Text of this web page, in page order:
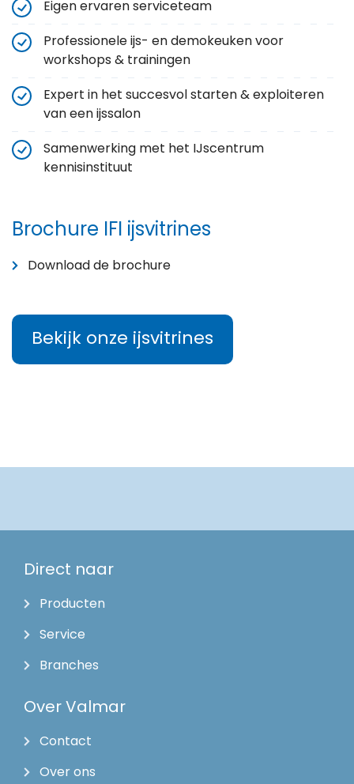
Eigen ervaren serviceteam
Professionele ijs- en demokeuken voor
workshops & trainingen
Expert in het succesvol starten & exploiteren
van een ijssalon
Samenwerking met het IJscentrum
kennisinstituut
Brochure IFI ijsvitrines
Download de brochure
Bekijk onze ijsvitrines
Direct naar
Producten
Service
Branches
Over Valmar
Contact
Over ons